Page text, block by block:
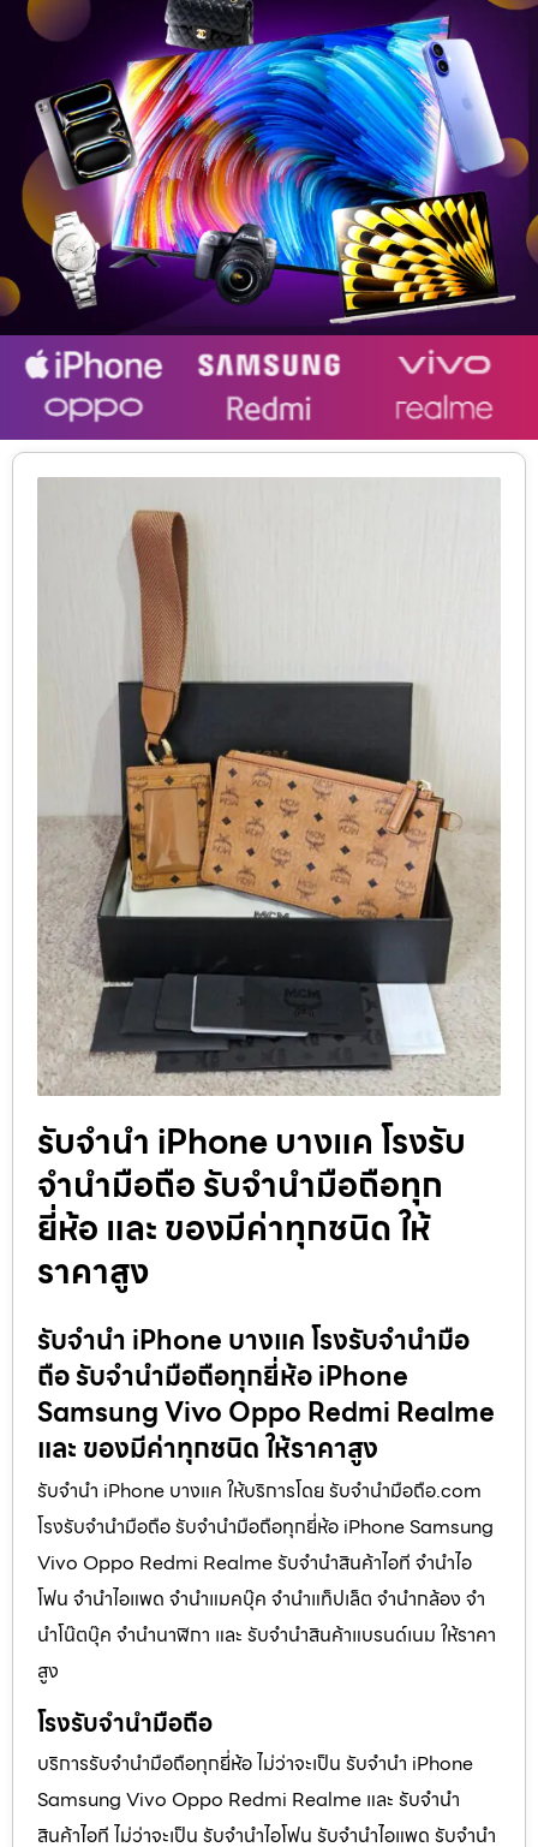
รับจำนำ iPhone บางแค โรงรับ
จำนำมือถือ รับจำนำมือถือทุก
ยี่ห้อ และ ของมีค่าทุกชนิด ให้
ราคาสูง
รับจำนำ iPhone บางแค โรงรับจำนำมือ
ถือ รับจำนำมือถือทุกยี่ห้อ iPhone
Samsung Vivo Oppo Redmi Realme
และ ของมีค่าทุกชนิด ให้ราคาสูง
รับจำนำ iPhone บางแค ให้บริการโดย รับจํานํามือถือ.com
โรงรับจำนำมือถือ รับจำนำมือถือทุกยี่ห้อ iPhone Samsung
Vivo Oppo Redmi Realme รับจำนำสินค้าไอที จำนำไอ
โฟน จำนำไอแพด จำนำแมคบุ๊ค จำนำแท็ปเล็ต จำนำกล้อง จำ
นำโน๊ตบุ๊ค จำนำนาฬิกา และ รับจำนำสินค้าแบรนด์เนม ให้ราคา
สูง
โรงรับจำนำมือถือ
บริการรับจำนำมือถือทุกยี่ห้อ ไม่ว่าจะเป็น รับจำนำ iPhone
Samsung Vivo Oppo Redmi Realme และ รับจำนำ
สินค้าไอที ไม่ว่าจะเป็น รับจำนำไอโฟน รับจำนำไอแพด รับจำนำ